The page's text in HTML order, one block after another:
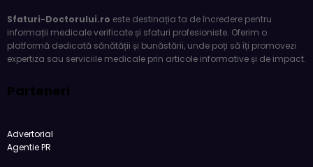
platformă dedicată sănătății și bunăstării, unde poți să îți promovezi
expertiza sau serviciile medicale prin articole informative și de impact.
Parteneri
Contact